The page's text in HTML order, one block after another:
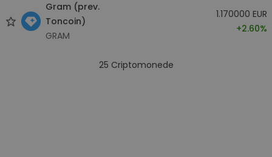
Gram (prev.
Toncoin)
GRAM
1.170000 EUR
+2.60%
25 Criptomonede